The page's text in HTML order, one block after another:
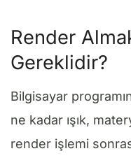
Render
Gereklidir?
Bilgisayar
ne kadar ışık,
render işlemi